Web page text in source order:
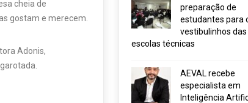
cheia de
gostam e merecem.
Adonis,
preparação de
estudantes para
vestibulinhos das
escolas técnicas
AEVAL recebe
especialista em
Inteligência